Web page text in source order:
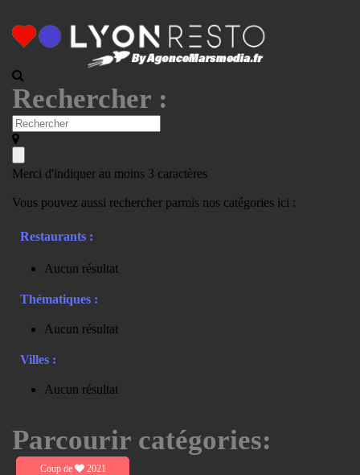
Rechercher :
Merci d'indiquer au moins 3 caractères
Vous pouvez aussi rechercher parmis nos catégories ici :
Restaurants :
Aucun résultat
Thématiques :
Aucun résultat
Villes :
Aucun résultat
Parcourir catégories:
Coup de 2021